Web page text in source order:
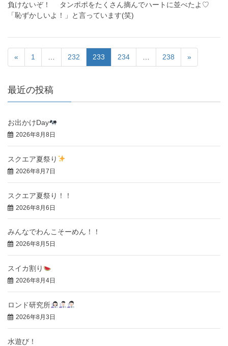
負けないぞ！ タンポポをたくさん摘んでハートに並べたよ♡
「恥ずかしいよ！」と言っています(笑)
« 1 232 233 234 238 »
最近の投稿
お出かけDay
2026年8月8日
スクエア夏祭り
2026年8月7日
スクエア夏祭り！！
2026年8月6日
みんなでわんこそーめん！！
2026年8月5日
スイカ割り
2026年8月4日
ロンド研究所
2026年8月3日
水遊び！